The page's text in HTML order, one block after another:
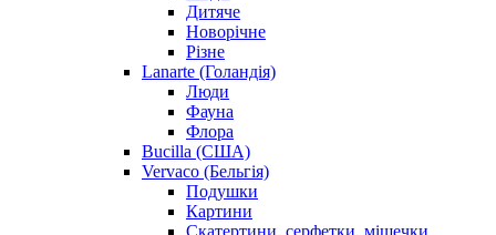
Дитяче
Новорічне
Різне
Lanarte (Голандія)
Люди
Фауна
Флора
Bucilla (США)
Vervaco (Бельгія)
Подушки
Картини
Скатертини, серфетки, мішечки